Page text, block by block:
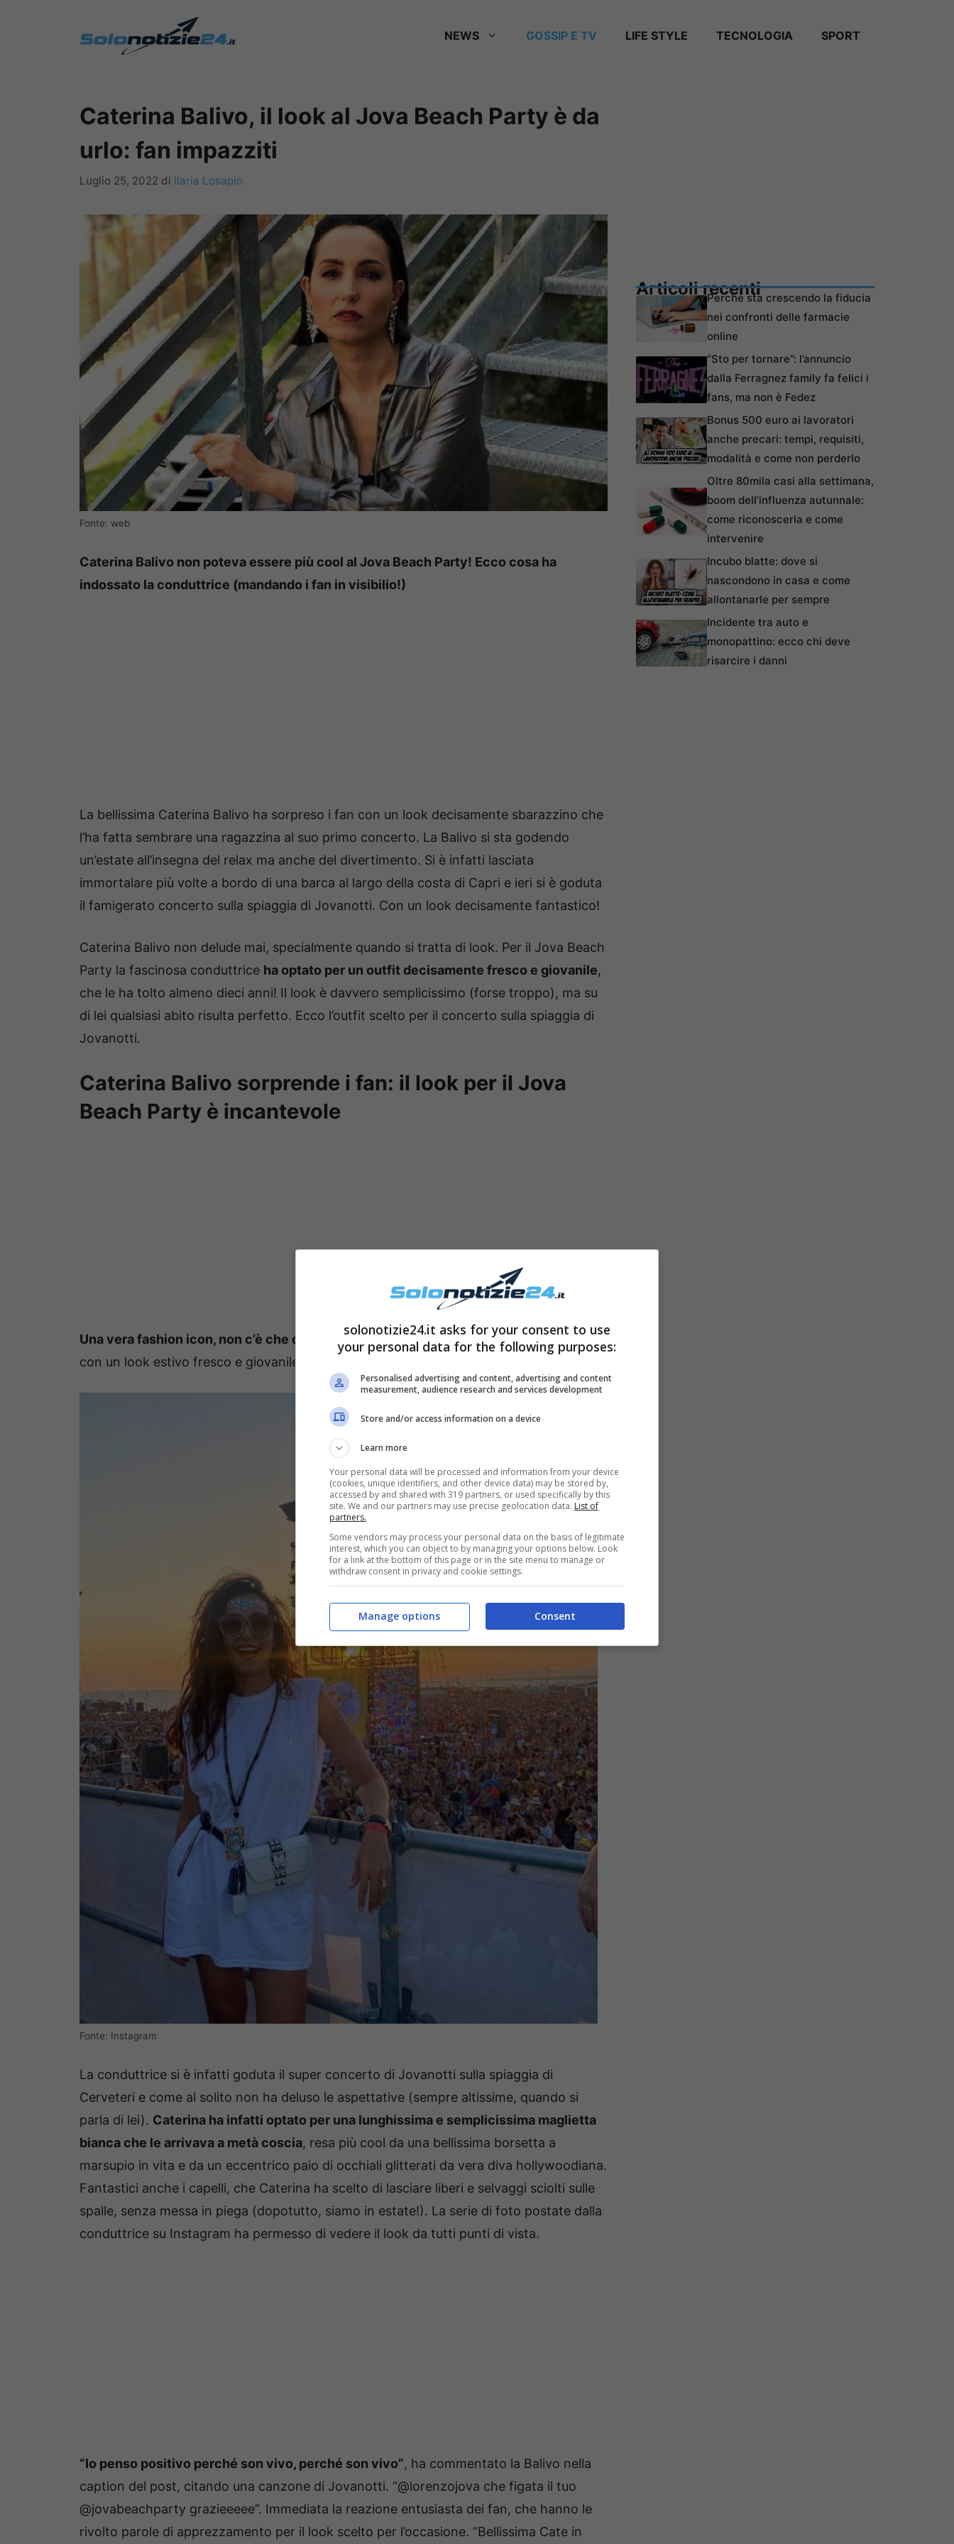
NEWS GOSSIP E TV LIFE STYLE TECNOLOGIA SPORT
Caterina Balivo, il look al Jova Beach Party è da
urlo: fan impazziti
Luglio 25, 2022 di Ilaria Losapio
Fonte: web
Caterina Balivo non poteva essere più cool al Jova Beach Party! Ecco cosa ha
indossato la conduttrice (mandando i fan in visibilio!)
La bellissima Caterina Balivo ha sorpreso i fan con un look decisamente sbarazzino che
l’ha fatta sembrare una ragazzina al suo primo concerto. La Balivo si sta godendo
un’estate all’insegna del relax ma anche del divertimento. Si è infatti lasciata
immortalare più volte a bordo di una barca al largo della costa di Capri e ieri si è goduta
il famigerato concerto sulla spiaggia di Jovanotti. Con un look decisamente fantastico!
Caterina Balivo non delude mai, specialmente quando si tratta di look. Per il Jova Beach
Party la fascinosa conduttrice ha optato per un outfit decisamente fresco e giovanile,
che le ha tolto almeno dieci anni! Il look è davvero semplicissimo (forse troppo), ma su
di lei qualsiasi abito risulta perfetto. Ecco l’outfit scelto per il concerto sulla spiaggia di
Jovanotti.
Caterina Balivo sorprende i fan: il look per il Jova
Beach Party è incantevole
Una vera fashion icon, non c’è che dire!
Caterina Balivo ha di recente sorpreso i fan
con un look estivo fresco e giovanile che è molto piaciuto ai suoi fan su Instagram.
Fonte: Instagram
La conduttrice si è infatti goduta il super concerto di Jovanotti sulla spiaggia di
Cerveteri e come al solito non ha deluso le aspettative (sempre altissime, quando si
parla di lei). Caterina ha infatti optato per una lunghissima e semplicissima maglietta
bianca che le arrivava a metà coscia, resa più cool da una bellissima borsetta a
marsupio in vita e da un eccentrico paio di occhiali glitterati da vera diva hollywoodiana.
Fantastici anche i capelli, che Caterina ha scelto di lasciare liberi e selvaggi sciolti sulle
spalle, senza messa in piega (dopotutto, siamo in estate!). La serie di foto postate dalla
conduttrice su Instagram ha permesso di vedere il look da tutti punti di vista.
“Io penso positivo perché son vivo, perché son vivo”, ha commentato la Balivo nella
caption del post, citando una canzone di Jovanotti. “@lorenzojova che figata il tuo
@jovabeachparty grazieeeee”. Immediata la reazione entusiasta dei fan, che hanno le
rivolto parole di apprezzamento per il look scelto per l’occasione. “Bellissima Cate in
Articoli recentiPerché sta crescendo la fiducia
nei confronti delle farmacie
online
“Sto per tornare”: l’annuncio
dalla Ferragnez family fa felici i
fans, ma non è Fedez
Bonus 500 euro ai lavoratori
anche precari: tempi, requisiti,
modalità e come non perderlo
Oltre 80mila casi alla settimana,
boom dell’influenza autunnale:
come riconoscerla e come
intervenire
Incubo blatte: dove si
nascondono in casa e come
allontanarle per sempre
Incidente tra auto e
monopattino: ecco chi deve
risarcire i danni
solonotizie24.it asks for your consent to use
your personal data for the following purposes:
Personalised advertising and content, advertising and content
measurement, audience research and services development
Store and/or access information on a device
Learn more
Your personal data will be processed and information from your device
(cookies, unique identifiers, and other device data) may be stored by,
accessed by and shared with 319 partners, or used specifically by this
site. We and our partners may use precise geolocation data. List of
partners.
Some vendors may process your personal data on the basis of legitimate
interest, which you can object to by managing your options below. Look
for a link at the bottom of this page or in the site menu to manage or
withdraw consent in privacy and cookie settings.
Consent
Manage options